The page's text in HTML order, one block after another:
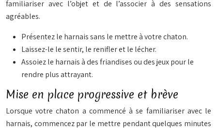
familiariser avec l’objet et de l’associer à des sensations
agréables.
Présentez le harnais sans le mettre à votre chaton.
Laissez-le le sentir, le renifler et le lécher.
Assoiez le harnais à des friandises ou des jeux pour le
rendre plus attrayant.
Mise en place progressive et brève
Lorsque votre chaton a commencé à se familiariser avec le
harnais, commencez par le mettre pendant quelques minutes